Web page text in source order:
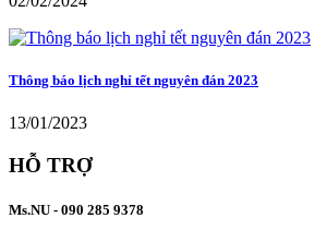
Thông báo lịch nghỉ tết nguyên đán 2023
13/01/2023
HỖ TRỢ
Ms.NU - 090 285 9378